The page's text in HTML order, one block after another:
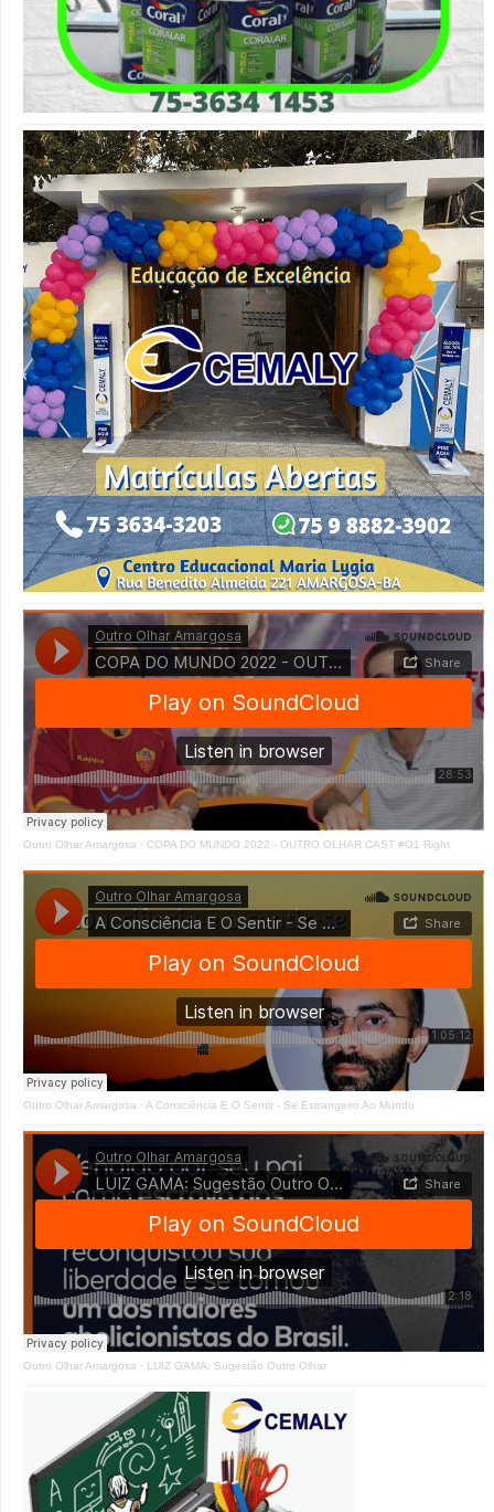
Outro Olhar Amargosa · COPA DO MUNDO 2022 - OUTRO OLHAR CAST #O1 Right
Outro Olhar Amargosa · A Consciência E O Sentir - Se Estrangeiro Ao Mundo
Outro Olhar Amargosa · LUIZ GAMA: Sugestão Outro Olhar